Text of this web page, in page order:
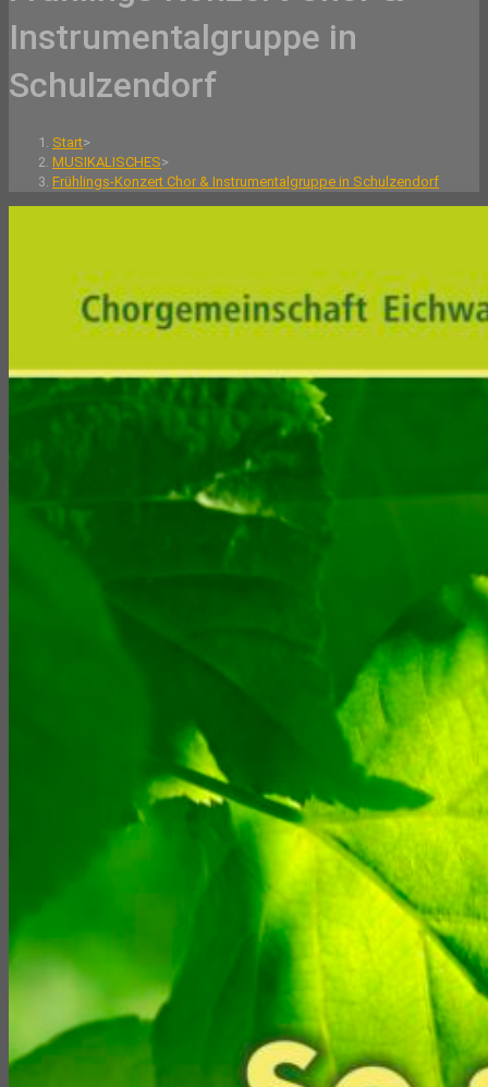
Instrumentalgruppe in
Schulzendorf
Start>
MUSIKALISCHES>
Frühlings-Konzert Chor & Instrumentalgruppe in Schulzendorf